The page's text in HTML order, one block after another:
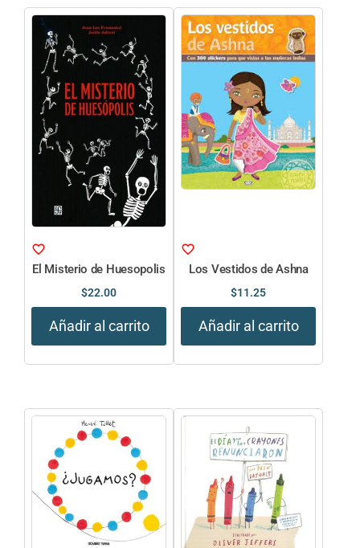
El Misterio de Huesopolis
$22.00
Añadir al carrito
Los Vestidos de Ashna
$11.25
Añadir al carrito